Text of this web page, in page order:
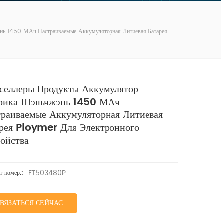
1450 МАч Настраиваемые Аккумуляторная Литиевая Батарея
Продукты Аккумулятор
Шэньчжэнь 1450 МАч
Аккумуляторная Литиевая
Ploymer Для Электронного
номер.: FT503480P
СЕЙЧАС